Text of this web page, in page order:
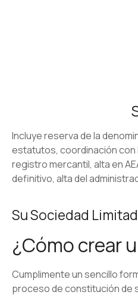
Incluye reserva de la
estatutos, coordinación con
registro mercantil, alta en
definitivo, alta del
Su Sociedad
¿Cómo crear
Cumplimente un sencillo
proceso de constitución de